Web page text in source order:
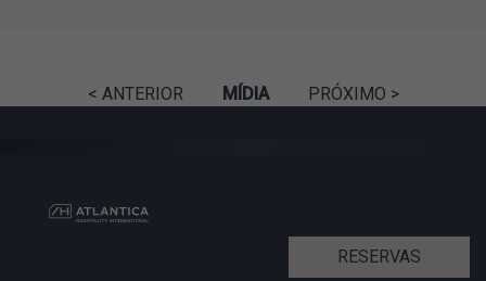
< ANTERIOR MÍDIA PRÓXIMO >
RESERVAS